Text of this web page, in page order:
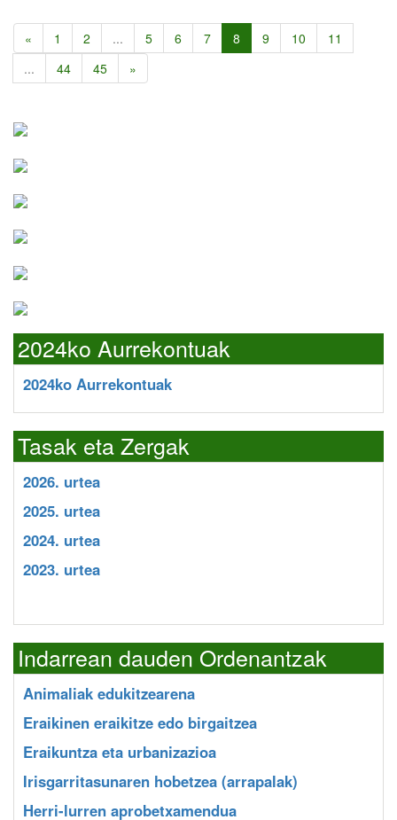
« 1 2 ... 5 6 7 8 9 10
11
...
44 45 »
2024ko Aurrekontuak
2024ko Aurrekontuak
Tasak eta Zergak
2026. urtea
2025. urtea
2024. urtea
2023. urtea
Indarrean dauden Ordenantzak
Animaliak edukitzearena
Eraikinen eraikitze edo birgaitzea
Eraikuntza eta urbanizazioa
Irisgarritasunaren hobetzea (arrapalak)
Herri-lurren aprobetxamendua